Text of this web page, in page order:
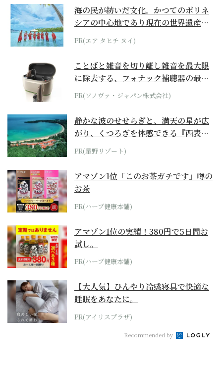
海の民が紡いだ文化。かつてのポリネ
シアの中心地であり現在の世界遺産か
らみえてくる...
PR(エア タヒチ ヌイ)
ことばと雑音を切り離し雑音を最大限
に除去する、フォナック補聴器の最上
位モデル
PR(ソノヴァ・ジャパン株式会社)
静かな波のせせらぎと、満天の星が広
がり、くつろぎを体感できる『西表島
ホテル by...
PR(星野リゾート)
アマゾン1位「このお茶ガチです」噂の
お茶
PR(ハーブ健康本舗)
アマゾン1位の実績！380円で5日間お
試し。
PR(ハーブ健康本舗)
【大人気】ひんやり冷感寝具で快適な
睡眠をあなたに。
PR(アイリスプラザ)
Recommended by